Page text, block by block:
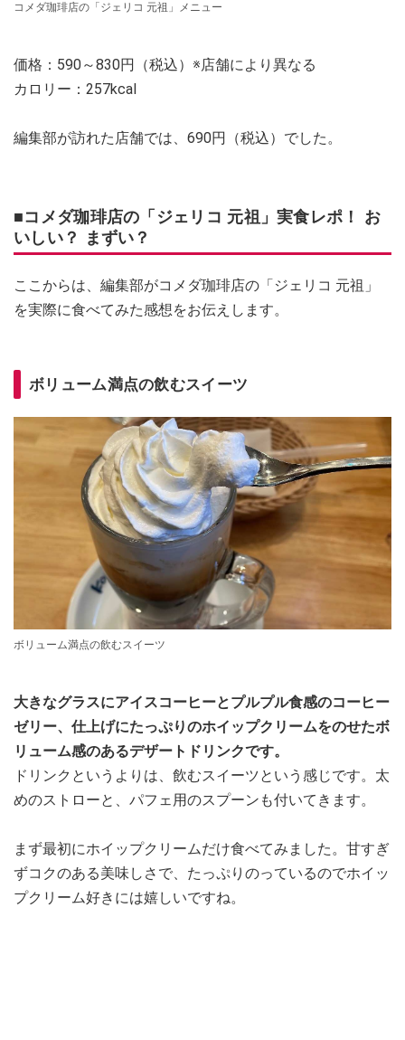
コメダ珈琲店の「ジェリコ 元祖」メニュー
価格：590～830円（税込）※店舗により異なる
カロリー：257kcal
編集部が訪れた店舗では、690円（税込）でした。
■コメダ珈琲店の「ジェリコ 元祖」実食レポ！ お
いしい？ まずい？
ここからは、編集部がコメダ珈琲店の「ジェリコ 元祖」
を実際に食べてみた感想をお伝えします。
ボリューム満点の飲むスイーツ
ボリューム満点の飲むスイーツ
大きなグラスにアイスコーヒーとプルプル食感のコーヒー
ゼリー、仕上げにたっぷりのホイップクリームをのせたボ
リューム感のあるデザートドリンクです。
ドリンクというよりは、飲むスイーツという感じです。太
めのストローと、パフェ用のスプーンも付いてきます。
まず最初にホイップクリームだけ食べてみました。甘すぎ
ずコクのある美味しさで、たっぷりのっているのでホイッ
プクリーム好きには嬉しいですね。